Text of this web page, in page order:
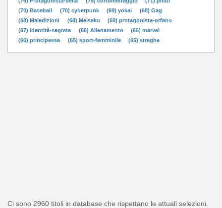
(70) Baseball
(70) cyberpunk (69) yokai
(68) Gag
(68) Maledizioni
(68) Meisaku
(68) protagonista-orfano
(67) identità-segreta
(66) Allenamento
(66) marvel
(66) principessa
(65) sport-femminile (65) streghe
Ci sono 2960 titoli in database che rispettano le attuali selezioni.